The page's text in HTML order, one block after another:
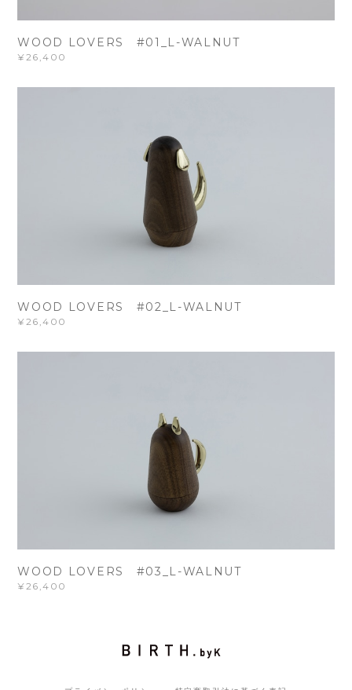
WOOD LOVERS #01_L-WALNUT
¥26,400
WOOD LOVERS #02_L-WALNUT
¥26,400
WOOD LOVERS #03_L-WALNUT
¥26,400